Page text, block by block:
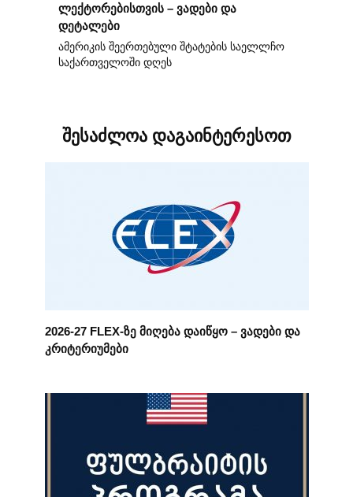
ლექტორებისთვის – ვადები და
დეტალები
ამერიკის შეერთებული შტატების საელლჩო
საქართველოში დღეს
შესაძლოა დაგაინტერესოთ
2026-27 FLEX-ზე მიღება დაიწყო – ვადები და
კრიტერიუმები